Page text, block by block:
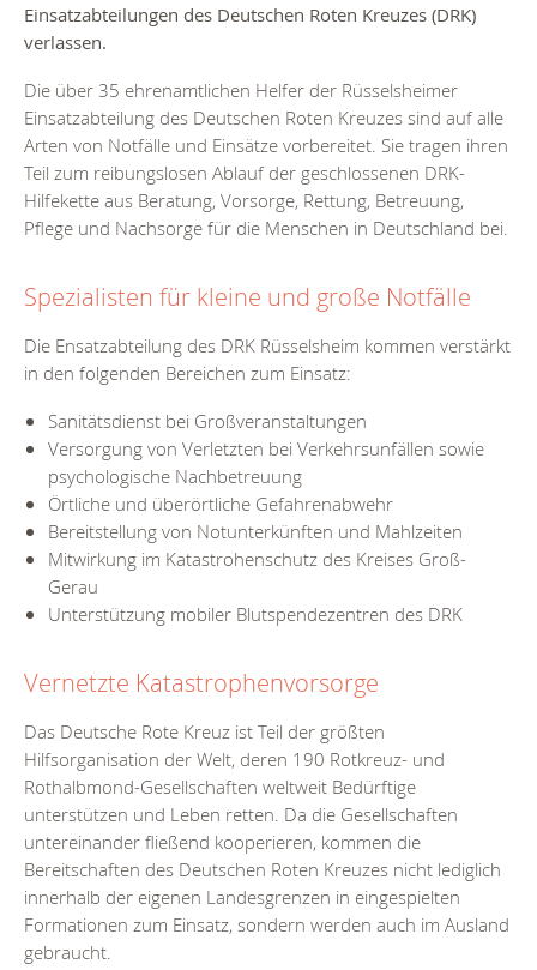
Einsatzabteilungen des Deutschen Roten Kreuzes (DRK)
verlassen.
Die über 35 ehrenamtlichen Helfer der Rüsselsheimer
Einsatzabteilung des Deutschen Roten Kreuzes sind auf alle
Arten von Notfälle und Einsätze vorbereitet. Sie tragen ihren
Teil zum reibungslosen Ablauf der geschlossenen DRK-
Hilfekette aus Beratung, Vorsorge, Rettung, Betreuung,
Pflege und Nachsorge für die Menschen in Deutschland bei.
Spezialisten für kleine und große Notfälle
Die Ensatzabteilung des DRK Rüsselsheim kommen verstärkt
in den folgenden Bereichen zum Einsatz:
Sanitätsdienst bei Großveranstaltungen
Versorgung von Verletzten bei Verkehrsunfällen sowie
psychologische Nachbetreuung
Örtliche und überörtliche Gefahrenabwehr
Bereitstellung von Notunterkünften und Mahlzeiten
Mitwirkung im Katastrohenschutz des Kreises Groß-
Gerau
Unterstützung mobiler Blutspendezentren des DRK
Vernetzte Katastrophenvorsorge
Das Deutsche Rote Kreuz ist Teil der größten
Hilfsorganisation der Welt, deren 190 Rotkreuz- und
Rothalbmond-Gesellschaften weltweit Bedürftige
unterstützen und Leben retten. Da die Gesellschaften
untereinander fließend kooperieren, kommen die
Bereitschaften des Deutschen Roten Kreuzes nicht lediglich
innerhalb der eigenen Landesgrenzen in eingespielten
Formationen zum Einsatz, sondern werden auch im Ausland
gebraucht.